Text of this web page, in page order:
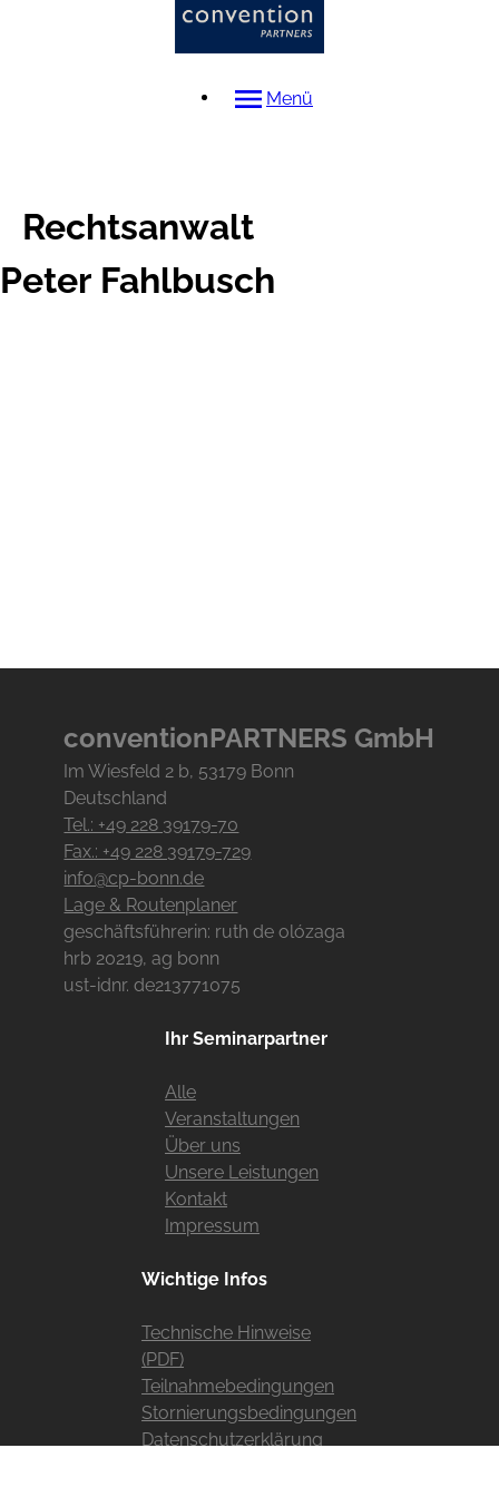
Menü
Rechtsanwalt
Peter Fahlbusch
conventionPARTNERS GmbH
Im Wiesfeld 2 b, 53179 Bonn
Deutschland
Tel.: +49 228 39179-70
Fax.: +49 228 39179-729
info@cp-bonn.de
Lage & Routenplaner
geschäftsführerin: ruth de olózaga
hrb 20219, ag bonn
ust-idnr. de213771075
Ihr Seminarpartner
Alle
Veranstaltungen
Über uns
Unsere Leistungen
Kontakt
Impressum
Wichtige Infos
Technische Hinweise
(PDF)
Teilnahmebedingungen
Stornierungsbedingungen
Datenschutzerklärung